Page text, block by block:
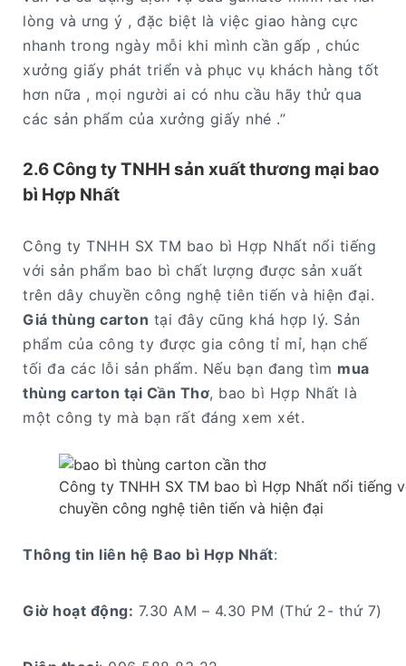
lòng và ưng ý , đặc biệt là việc giao hàng cực
nhanh trong ngày mỗi khi mình cần gấp , chúc
xưởng giấy phát triển và phục vụ khách hàng tốt
hơn nữa , mọi người ai có nhu cầu hãy thử qua
các sản phẩm của xưởng giấy nhé .”
2.6 Công ty TNHH sản xuất thương mại bao
bì Hợp Nhất
Công ty TNHH SX TM bao bì Hợp Nhất nổi tiếng
với sản phẩm bao bì chất lượng được sản xuất
trên dây chuyền công nghệ tiên tiến và hiện đại.
Giá thùng carton tại đây cũng khá hợp lý. Sản
phẩm của công ty được gia công tỉ mỉ, hạn chế
tối đa các lỗi sản phẩm. Nếu bạn đang tìm mua
thùng carton tại Cần Thơ, bao bì Hợp Nhất là
một công ty mà bạn rất đáng xem xét.
Công ty TNHH SX TM bao bì Hợp Nhất nổi tiếng
chuyền công nghệ tiên tiến và hiện đại
Thông tin liên hệ Bao bì Hợp Nhất:
Giờ hoạt động: 7.30 AM – 4.30 PM (Thứ 2- thứ 7)